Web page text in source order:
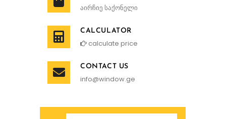
აირჩიე საქონელი
CALCULATOR
calculate price
CONTACT US
info@window.ge